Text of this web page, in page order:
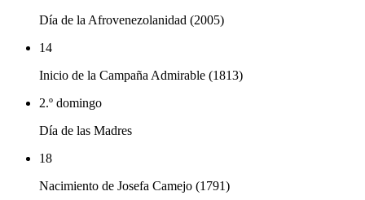
Día de la Afrovenezolanidad (2005)
14
Inicio de la Campaña Admirable (1813)
2.º domingo
Día de las Madres
18
Nacimiento de Josefa Camejo (1791)